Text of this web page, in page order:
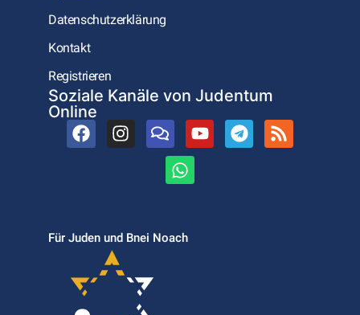
Datenschutzerklärung
Kontakt
Registrieren
Soziale Kanäle von Judentum
Online
Für Juden und Bnei Noach